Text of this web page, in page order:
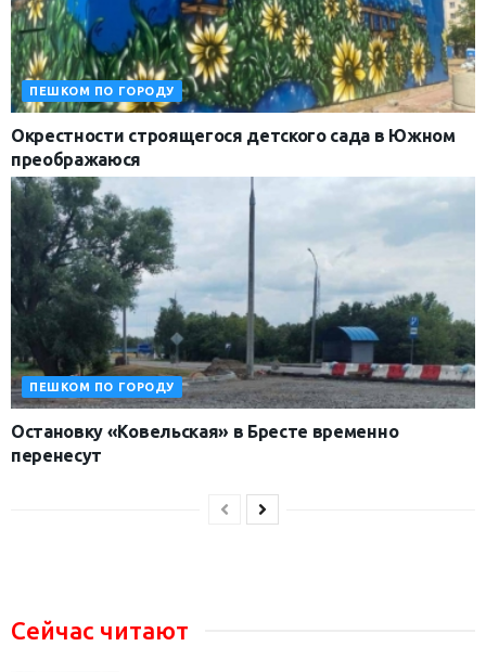
ПЕШКОМ ПО ГОРОДУ
Окрестности строящегося детского сада в Южном
преображаюся
ПЕШКОМ ПО ГОРОДУ
Остановку «Ковельская» в Бресте временно
перенесут
Сейчас читают